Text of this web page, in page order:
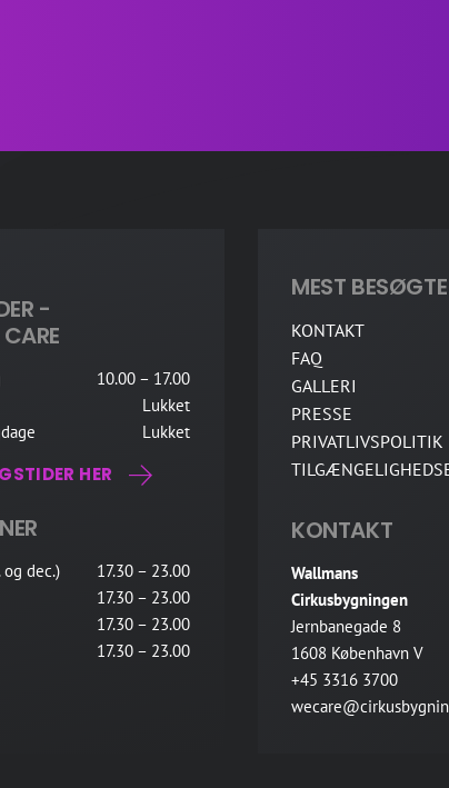
-
10.00 – 17.00
Lukket
Lukket
HER
og dec.)
17.30 – 23.00
17.30 – 23.00
17.30 – 23.00
17.30 – 23.00
MEST
KONTAKT
FAQ
GALLERI
PRESSE
PRIVATLIVSPOLITIK
KONTAKT
Wallmans
Cirkusbygningen
Jernbanegade 8
1608 København V
+45 3316 3700